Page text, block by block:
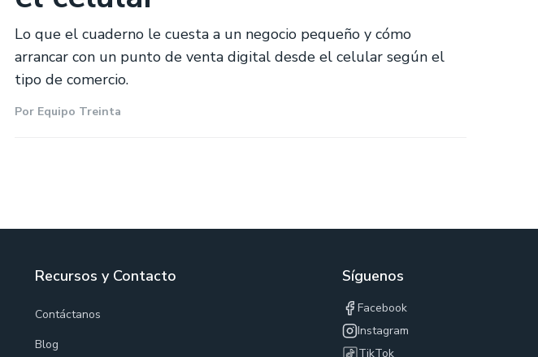
Lo que el cuaderno le cuesta a un negocio pequeño y cómo
arrancar con un punto de venta digital desde el celular según el
tipo de comercio.
Por Equipo Treinta
Recursos y Contacto
Contáctanos
Blog
Síguenos
Facebook
Instagram
TikTok